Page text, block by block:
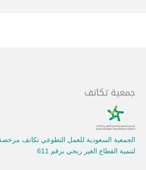
جمعية تكاتف
الجمعية السعودية للعمل التطوعي تكاتف
لتنمية القطاع الغير ربحي برقم 611